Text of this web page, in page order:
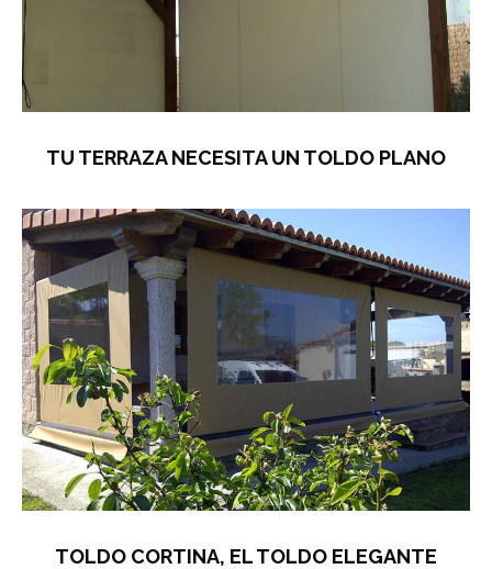
TU TERRAZA NECESITA UN TOLDO PLANO
TOLDO CORTINA, EL TOLDO ELEGANTE